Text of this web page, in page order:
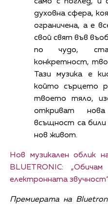
духовна сфера,
ограничена, а е
свой свят във
по чудо,
конкретност,
Тази музика е
който сърцето
твоето тяло,
откриват
всъщност са били
нов живот.
Нов музикален облик
BLUETRONIC:
електронната
Премиерата на